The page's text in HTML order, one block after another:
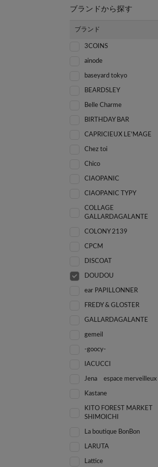
ブランドから探す
ブランド
3COINS
ainode
baseyard tokyo
BEARDSLEY
Belle Charme
BIRTHDAY BAR
CAPRICIEUX LE'MAGE
Chez toi
Chico
CIAOPANIC
CIAOPANIC TYPY
COLLAGE
GALLARDAGALANTE
COLONY 2139
CPCM
DISCOAT
DOUDOU
ear PAPILLONNER
FREDY & GLOSTER
GALLARDAGALANTE
gemeil
-goocy-
IACUCCI
Jena espace merveilleux
Kastane
KITO FOREST MARKET
SHIMOICHI
La boutique BonBon
LARUTA
Lattice